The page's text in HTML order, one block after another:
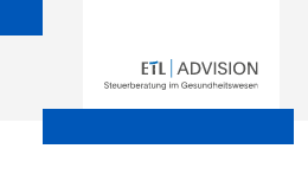
Finanzen